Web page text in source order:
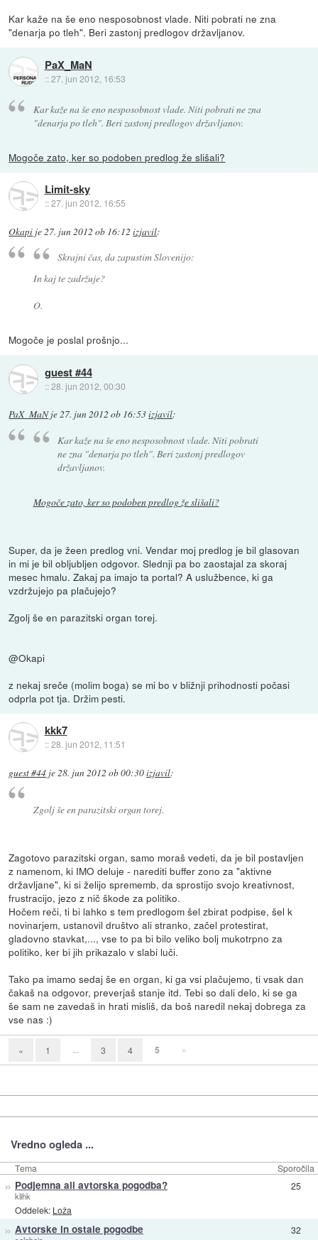
Kar kaže na še eno nesposobnost vlade. Niti pobrati ne zna
"denarja po tleh". Beri zastonj predlogov državljanov.
PaX_MaN
::27. jun 2012, 16:53
Kar kaže na še eno nesposobnost vlade. Niti pobrati ne zna
"denarja po tleh". Beri zastonj predlogov državljanov.
Mogoče zato, ker so podoben predlog že slišali?
Limit-sky
::27. jun 2012, 16:55
Okapi je27. jun 2012 ob 16:12 izjavil:
Skrajni čas, da zapustim Slovenijo:
In kaj te zadržuje?
O.
Mogoče je poslal prošnjo...
guest #44
::28. jun 2012, 00:30
PaX_MaNje27. jun 2012 ob 16:53izjavil:
Kar kaže na še eno nesposobnost vlade. Niti pobrati
ne zna "denarja po tleh". Beri zastonj predlogov
državljanov.
Mogoče zato, ker so podoben predlog že slišali?
Super, da je žeen predlog vni. Vendar moj predlog je bil glasovan
in mi je bil obljubljen odgovor. Slednji pa bo zaostajal za skoraj
mesec hmalu. Zakaj pa imajo ta portal? A uslužbence, ki ga
vzdržujejo pa plačujejo?
Zgolj še en parazitski organ torej.
@Okapi
z nekaj sreče (molim boga) se mi bo v bližnji prihodnosti počasi
odprla pot tja. Držim pesti.
kkk7
::28. jun 2012, 11:51
guest #44 je 28. jun 2012 ob 00:30izjavil:
Zgolj še en parazitski organ torej.
Zagotovo parazitski organ, samo moraš vedeti, da je bil postavljen
z namenom, ki IMO deluje - narediti buffer zono za "aktivne
državljane", ki si želijo sprememb, da sprostijo svojo kreativnost,
frustracijo, jezo z nič škode za politiko.
Hočem reči, ti bi lahko s tem predlogom šel zbirat podpise, šel k
novinarjem, ustanovil društvo ali stranko, začel protestirat,
gladovno stavkat,..., vse to pa bi bilo veliko bolj mukotrpno za
politiko, ker bi jih prikazalo v slabi luči.
Tako pa imamo sedaj še en organ, ki ga vsi plačujemo, ti vsak dan
čakaš na odgovor, preverjaš stanje itd. Tebi so dali delo, ki se ga
še sam ne zavedaš in hrati misliš, da boš naredil nekaj dobrega za
vse nas :)
« 1 ... 3 4 5 »
Vredno ogleda ...
Tema Sporočila
» Podjemna ali avtorska pogodba?
klihk
Oddelek: Loža
25
» Avtorske in ostale pogodbe 32